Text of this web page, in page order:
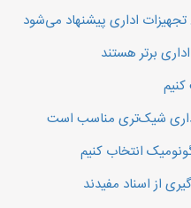
اداری پیشنهاد می‌شود
برتر هستند
اداری شیک‌تری مناسب است
انتخاب کنیم
از اسناد مفیدند